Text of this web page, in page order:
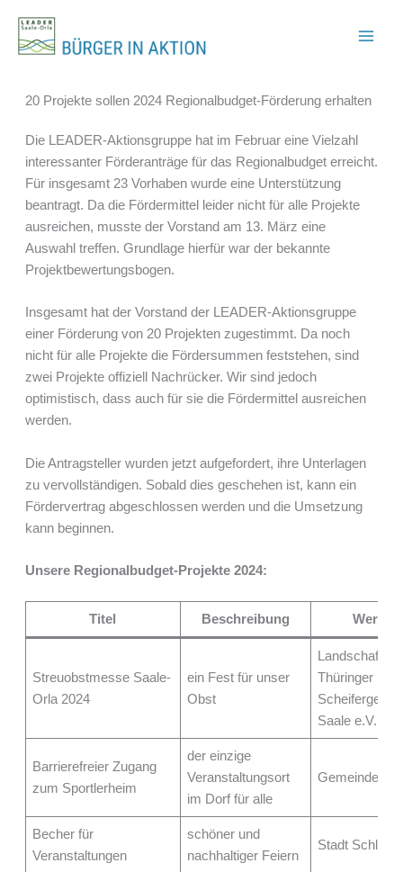
Inhalt
springen
20 Projekte sollen 2024 Regionalbudget-Förderung erhalten
Die LEADER-Aktionsgruppe hat im Februar eine Vielzahl
interessanter Förderanträge für das Regionalbudget erreicht.
Für insgesamt 23 Vorhaben wurde eine Unterstützung
beantragt. Da die Fördermittel leider nicht für alle Projekte
ausreichen, musste der Vorstand am 13. März eine
Auswahl treffen. Grundlage hierfür war der bekannte
Projektbewertungsbogen.
Insgesamt hat der Vorstand der LEADER-Aktionsgruppe
einer Förderung von 20 Projekten zugestimmt. Da noch
nicht für alle Projekte die Fördersummen feststehen, sind
zwei Projekte offiziell Nachrücker. Wir sind jedoch
optimistisch, dass auch für sie die Fördermittel ausreichen
werden.
Die Antragsteller wurden jetzt aufgefordert, ihre Unterlagen
zu vervollständigen. Sobald dies geschehen ist, kann ein
Fördervertrag abgeschlossen werden und die Umsetzung
kann beginnen.
Unsere Regionalbudget-Projekte 2024:
Titel Beschreibung Wer
Streuobstmesse Saale-
Orla 2024
ein Fest für unser
Obst
Thüringer
Saale e.V.
Barrierefreier Zugang
zum Sportlerheim
der einzige
Veranstaltungsort
im Dorf für alle
Gemeinde
Becher für
Veranstaltungen
schöner und
nachhaltiger Feiern
Stadt Schleiz